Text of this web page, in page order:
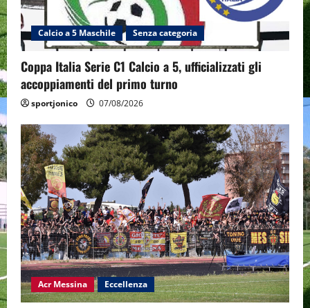
Calcio a 5 Maschile Senza categoria
Coppa Italia Serie C1 Calcio a 5, ufficializzati gli
accoppiamenti del primo turno
sportjonico 07/08/2026
Acr Messina Eccellenza